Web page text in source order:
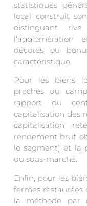
statistiques
local construit
distinguant
décotes ou
caractéristique.
Pour les biens
proches du
rapport du
capitalisation des
capitalisation
rendement brut
le segment) et la
du sous-marché.
Enfin, pour les
fermes restaurées
la méthode par